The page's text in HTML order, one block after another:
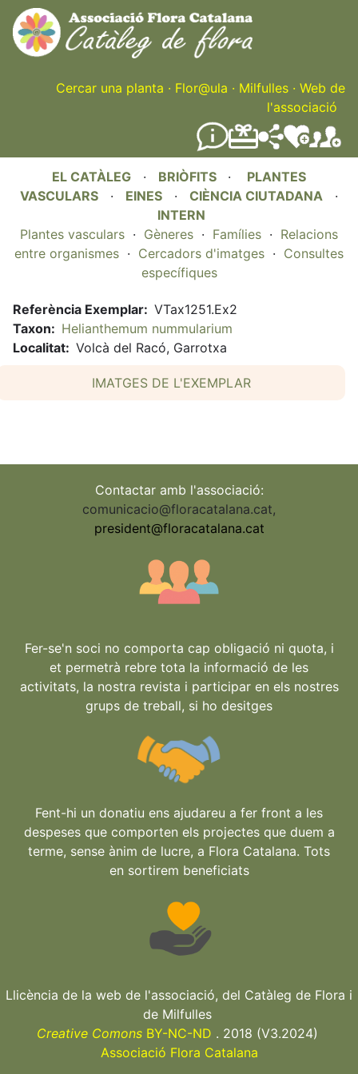
Skip
to
main
content
Cercar una planta · Flor@ula · Milfulles · Web de
l'associació
EL CATÀLEG · BRIÒFITS · PLANTES
VASCULARS · EINES · CIÈNCIA CIUTADANA ·
INTERN
Plantes vasculars · Gèneres · Famílies · Relacions
entre organismes · Cercadors d'imatges · Consultes
específiques
Referència Exemplar
VTax1251.Ex2
Taxon
Helianthemum nummularium
Localitat
Volcà del Racó, Garrotxa
IMATGES DE L'EXEMPLAR
Contactar amb l'associació:
comunicacio@floracatalana.cat,
president@floracatalana.cat
Fer-se'n soci no comporta cap obligació ni quota, i
et permetrà rebre tota la informació de les
activitats, la nostra revista i participar en els nostres
grups de treball, si ho desitges
Fent-hi un donatiu ens ajudareu a fer front a les
despeses que comporten els projectes que duem a
terme, sense ànim de lucre, a Flora Catalana. Tots
en sortirem beneficiats
Llicència de la web de l'associació, del Catàleg de Flora i
de Milfulles
Creative ComonsBY-NC-ND . 2018 (V3.2024)
Associació Flora Catalana